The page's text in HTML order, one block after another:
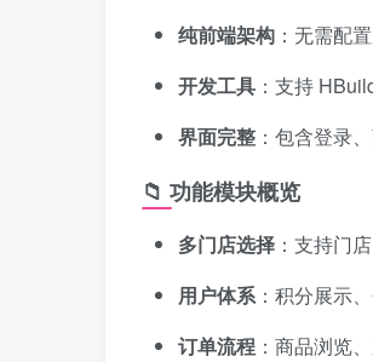
纯前端架构 ：无需配
开发工具 ：支持
界面完整 ：包含登录
📁 功能模块概览
多门店选择 ：支持门
用户体系：积分展示
订单流程 ：商品浏览